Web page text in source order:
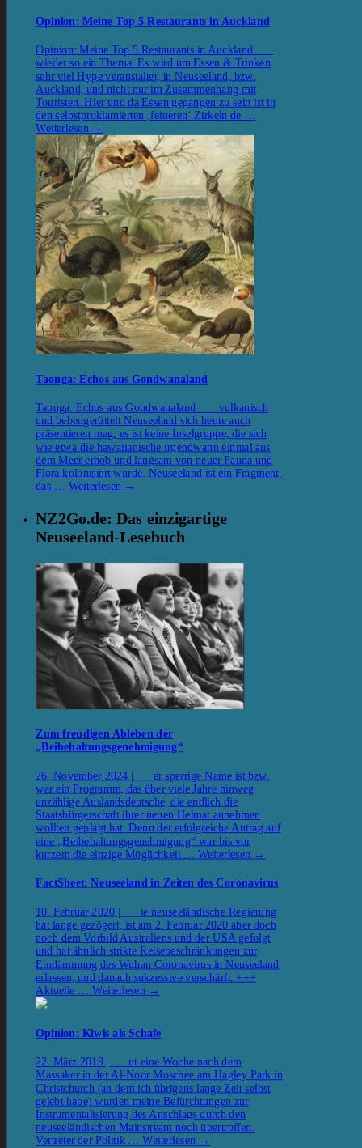
Opinion: Meine Top 5 Restaurants in Auckland
Opinion: Meine Top 5 Restaurants in Auckland
wieder so ein Thema. Es wird um Essen & Trinken
sehr viel Hype veranstaltet, in Neuseeland, bzw.
Auckland, und nicht nur im Zusammenhang mit
Touristen. Hier und da Essen gegangen zu sein ist in
den selbstproklamierten ‚feineren‘ Zirkeln de …
Weiterlesen →
Taonga: Echos aus Gondwanaland
Taonga: Echos aus Gondwanaland vulkanisch
und bebengerüttelt Neuseeland sich heute auch
präsentieren mag, es ist keine Inselgruppe, die sich
wie etwa die hawaiianische irgendwann einmal aus
dem Meer erhob und langsam von neuer Fauna und
Flora kolonisiert wurde. Neuseeland ist ein Fragment,
das … Weiterlesen →
NZ2Go.de: Das einzigartige
Neuseeland-Lesebuch
Zum freudigen Ableben der
„Beibehaltungsgenehmigung“
26. November 2024 | er sperrige Name ist bzw.
war ein Programm, das über viele Jahre hinweg
unzählige Auslandsdeutsche, die endlich die
Staatsbürgerschaft ihrer neuen Heimat annehmen
wollten geplagt hat. Denn der erfolgreiche Antrag auf
eine „Beibehaltungsgenehmigung“ war bis vor
kurzem die einzige Möglichkeit … Weiterlesen →
FactSheet: Neuseeland in Zeiten des Coronavirus
10. Februar 2020 | ie neuseeländische Regierung
hat lange gezögert, ist am 2. Februar 2020 aber doch
noch dem Vorbild Australiens und der USA gefolgt
und hat ähnlich strikte Reisebeschränkungen zur
Eindämmung des Wuhan Coronavirus in Neuseeland
erlassen, und danach sukzessive verschärft. +++
Aktuelle …Weiterlesen →
Opinion: Kiwis als Schafe
22. März 2019 | ut eine Woche nach dem
Massaker in der Al-Noor Moschee am Hagley Park in
Christchurch (an dem ich übrigens lange Zeit selbst
gelebt habe) wurden meine Befürchtungen zur
Instrumentalisierung des Anschlags durch den
neuseeländischen Mainstream noch übertroffen.
Vertreter der Politik …Weiterlesen →